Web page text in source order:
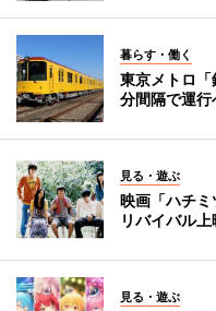
暮らす・働く
東京メトロ
分間隔で運行
見る・遊ぶ
映画「ハチ
リバイバル上
見る・遊ぶ